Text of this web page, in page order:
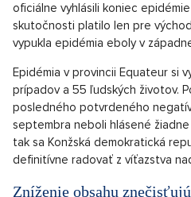
oficiálne vyhlásili koniec
skutočnosti platilo len pre
vypukla epidémia eboly v
Epidémia v provincii Equateur si
prípadov a 55 ľudských životov.
posledného potvrdeného
septembra neboli hlásené
tak sa Konžská demokratická
definitívne radovať z víťazstva
Zníženie obsahu